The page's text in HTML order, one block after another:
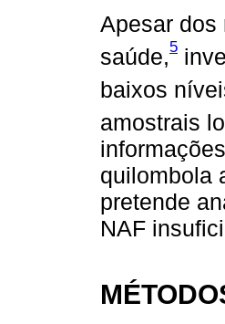
Apesar dos
saúde,5
baixos
amostrais
quilombola
pretende
NAF